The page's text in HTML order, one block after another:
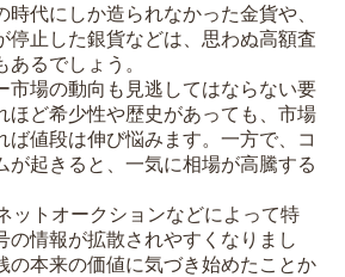
時代にしか造られなかった金貨や、
停止した銀貨などは、思わぬ高額査
るでしょう。
市場の動向も見逃してはならない要
ほど希少性や歴史があっても、市場
ば値段は伸び悩みます。一方で、コ
が起きると、一気に相場が高騰する
ットオークションなどによって特
の情報が拡散されやすくなりまし
の本来の価値に気づき始めたことか